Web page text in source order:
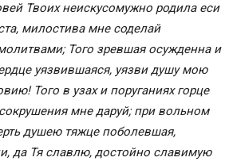
Дево, радуйся»
иконе Божьей Матери
Божьей Матери
на удачу и богатство
о даровании детей
об исцелении
Твоих неискусомужно родила еси
милостива мне соделай
Того зревшая осужденна и
уязвившаяся, уязви душу мою
Того в узах и поруганиях горце
мне даруй; при вольном
душею тяжце поболевшая,
да Тя славлю, достойно славимую